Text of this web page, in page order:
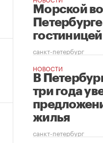
Морской
гостиницей
санкт-петербург
НОВОСТИ
В
три года
жилья
санкт-петербург